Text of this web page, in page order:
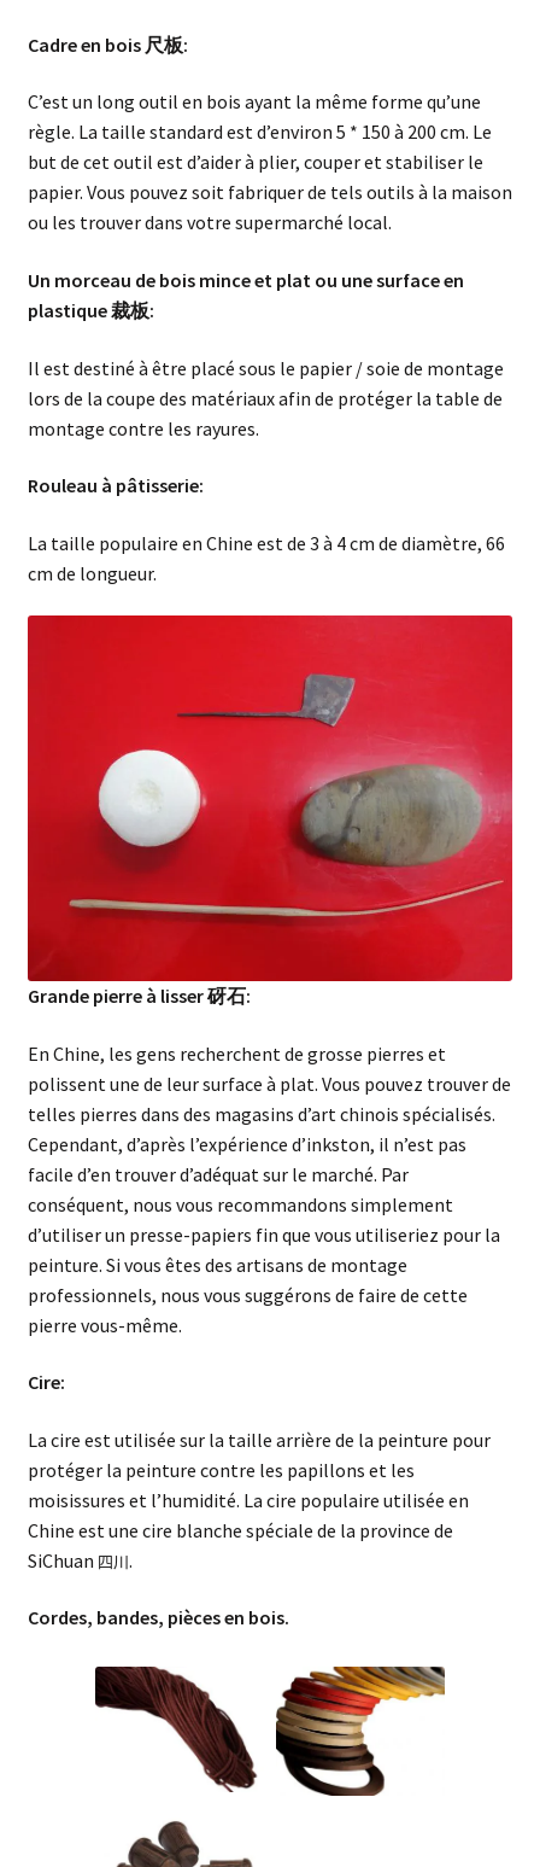
Cadre en bois 尺板:
C’est un long outil en bois ayant la même forme qu’une
règle. La taille standard est d’environ 5 * 150 à 200 cm. Le
but de cet outil est d’aider à plier, couper et stabiliser le
papier. Vous pouvez soit fabriquer de tels outils à la maison
ou les trouver dans votre supermarché local.
Un morceau de bois mince et plat ou une surface en
plastique 裁板:
Il est destiné à être placé sous le papier / soie de montage
lors de la coupe des matériaux afin de protéger la table de
montage contre les rayures.
Rouleau à pâtisserie:
La taille populaire en Chine est de 3 à 4 cm de diamètre, 66
cm de longueur.
Grande pierre à lisser 砑石:
En Chine, les gens recherchent de grosse pierres et
polissent une de leur surface à plat. Vous pouvez trouver de
telles pierres dans des magasins d’art chinois spécialisés.
Cependant, d’après l’expérience d’inkston, il n’est pas
facile d’en trouver d’adéquat sur le marché. Par
conséquent, nous vous recommandons simplement
d’utiliser un presse-papiers fin que vous utiliseriez pour la
peinture. Si vous êtes des artisans de montage
professionnels, nous vous suggérons de faire de cette
pierre vous-même.
Cire:
La cire est utilisée sur la taille arrière de la peinture pour
protéger la peinture contre les papillons et les
moisissures et l’humidité. La cire populaire utilisée en
Chine est une cire blanche spéciale de la province de
SiChuan 四川 .
Cordes, bandes, pièces en bois.